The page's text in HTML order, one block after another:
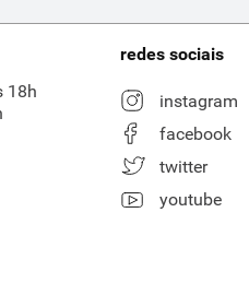
18h
redes sociais
instagram
facebook
twitter
youtube